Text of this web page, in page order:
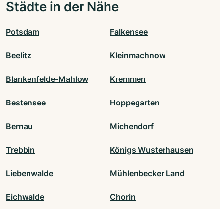
Städte in der Nähe
Potsdam Falkensee
Beelitz Kleinmachnow
Blankenfelde-Mahlow Kremmen
Bestensee Hoppegarten
Bernau Michendorf
Trebbin Königs Wusterhausen
Liebenwalde Mühlenbecker Land
Eichwalde Chorin